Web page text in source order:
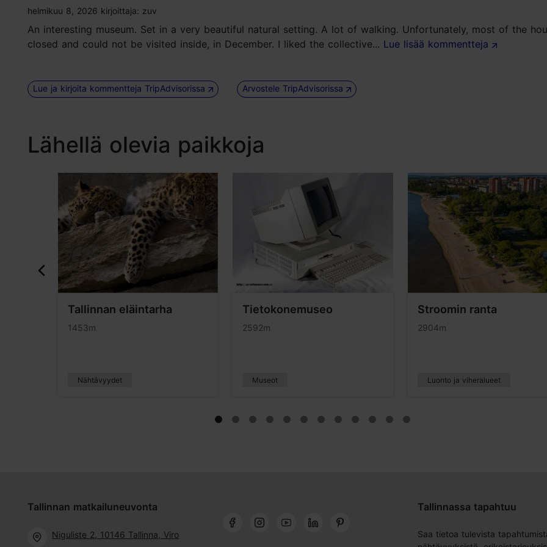
tripadvisor rating 3 of 5
helmikuu 8, 2026 kirjoittaja: zuv
An interesting museum. Set in a very beautiful natural setting. A lot of walking. Unfortunately, most of the
closed and could not be visited inside, in December. I liked the collective... Lue lisää kommentteja
Lue ja kirjoita kommentteja TripAdvisorissa Arvostele TripAdvisorissa
Lähellä olevia paikkoja
Tallinnan eläintarha
1453m
Nähtävyydet
Tietokonemuseo
2592m
Museot
Stroomin ranta
2904m
Luonto ja viheralueet
Tallinnan matkailuneuvonta
Niguliste 2, 10146 Tallinna, Viro
Tallinnassa tapahtuu
Saa tietoa tulevista